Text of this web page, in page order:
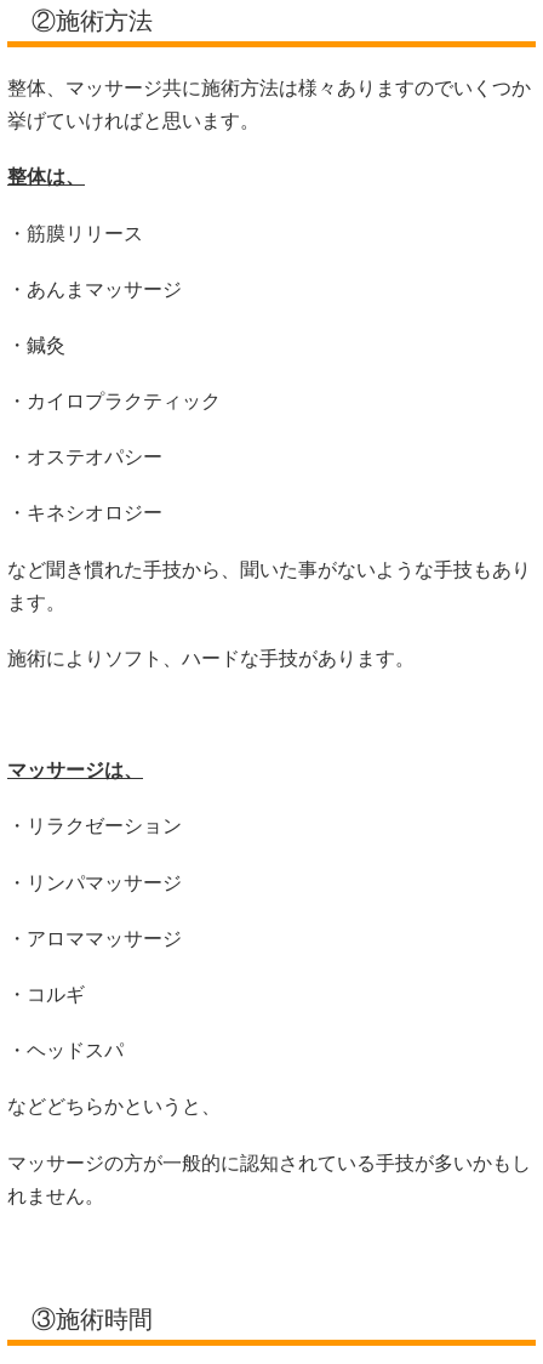
②施術方法
整体、マッサージ共に施術方法は様々ありますのでいくつか
挙げていければと思います。
整体は、
・筋膜リリース
・あんまマッサージ
・鍼灸
・カイロプラクティック
・オステオパシー
・キネシオロジー
など聞き慣れた手技から、聞いた事がないような手技もあり
ます。
施術によりソフト、ハードな手技があります。
マッサージは、
・リラクゼーション
・リンパマッサージ
・アロママッサージ
・コルギ
・ヘッドスパ
などどちらかというと、
マッサージの方が一般的に認知されている手技が多いかもし
れません。
③施術時間